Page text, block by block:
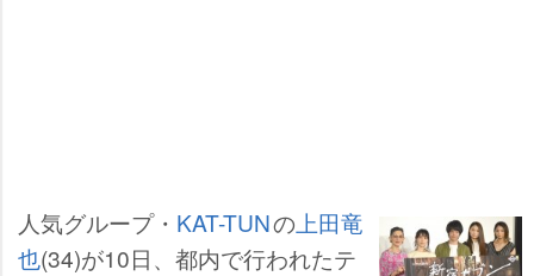
人気グループ・ KAT-TUNの 上田竜
也(34)が10日、都内で行われたテ